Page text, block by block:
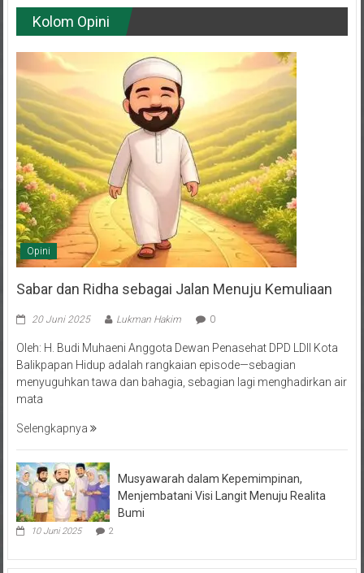
Kolom Opini
Opini
Sabar dan Ridha sebagai Jalan Menuju Kemuliaan
20 Juni 2025 Lukman Hakim 0
Oleh: H. Budi Muhaeni Anggota Dewan Penasehat DPD LDII Kota
Balikpapan Hidup adalah rangkaian episode—sebagian
menyuguhkan tawa dan bahagia, sebagian lagi menghadirkan air
mata
Selengkapnya
Musyawarah dalam Kepemimpinan,
Menjembatani Visi Langit Menuju Realita
Bumi
10 Juni 2025 2